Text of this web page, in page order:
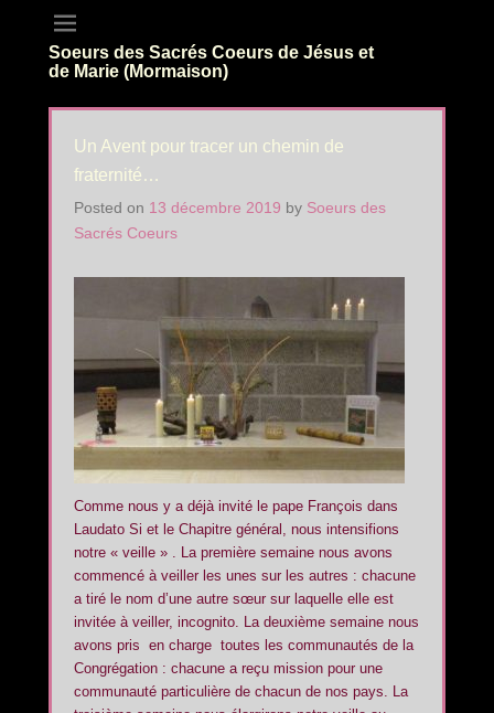
Soeurs des Sacrés Coeurs de Jésus et
de Marie (Mormaison)
Un Avent pour tracer un chemin de
fraternité…
Posted on 13 décembre 2019 by Soeurs des
Sacrés Coeurs
Comme nous y a déjà invité le pape François dans
Laudato Si et le Chapitre général, nous intensifions
notre « veille » . La première semaine nous avons
commencé à veiller les unes sur les autres : chacune
a tiré le nom d’une autre sœur sur laquelle elle est
invitée à veiller, incognito. La deuxième semaine nous
avons pris en charge toutes les communautés de la
Congrégation : chacune a reçu mission pour une
communauté particulière de chacun de nos pays. La